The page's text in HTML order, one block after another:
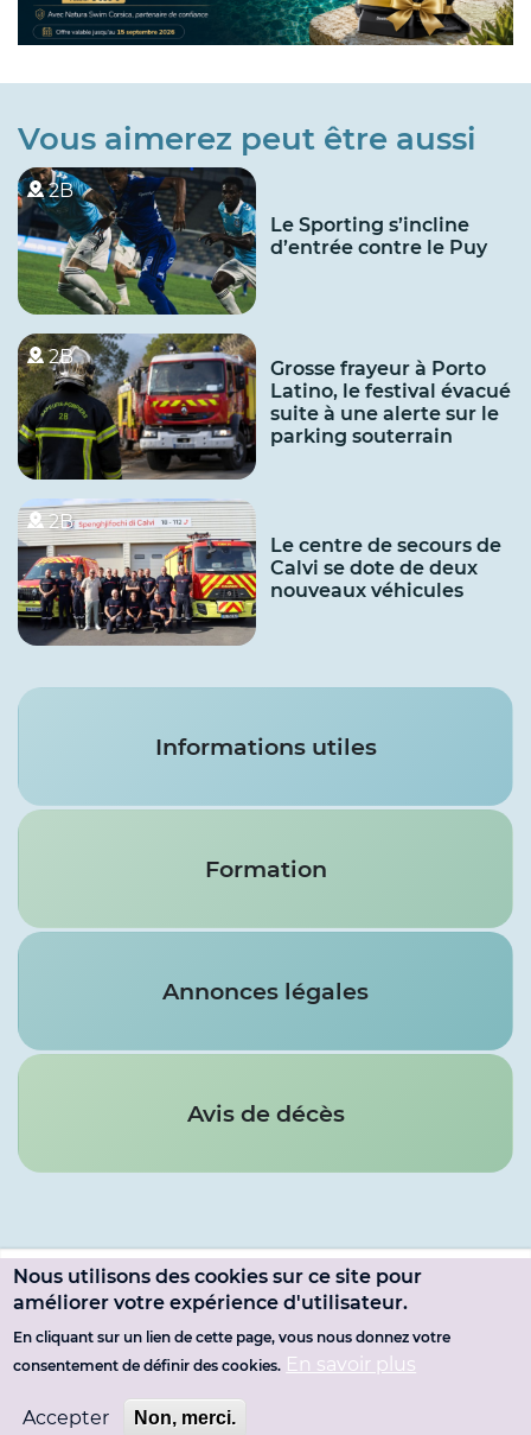
Vous aimerez peut être aussi
2B
Le Sporting s’incline
d’entrée contre le Puy
2B
Grosse frayeur à Porto
Latino, le festival évacué
suite à une alerte sur le
parking souterrain
2B
Le centre de secours de
Calvi se dote de deux
nouveaux véhicules
Services
Informations utiles
Formation
Annonces légales
Avis de décès
Menu
du
compte
de
SE CONNECTER
Pied
MENTIONS LÉGALES
Nous utilisons des cookies sur ce site pour
améliorer votre expérience d'utilisateur.
En cliquant sur un lien de cette page, vous nous donnez votre
consentement de définir des cookies. En savoir plus
Accepter Non, merci.